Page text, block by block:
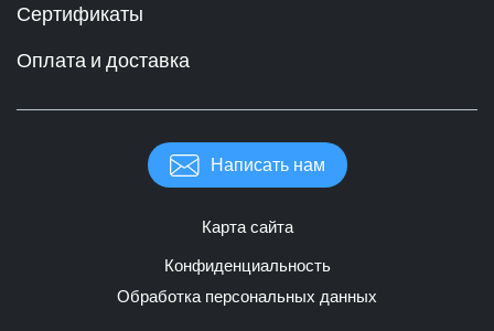
Сертификаты
Оплата и доставка
Написать нам
Карта сайта
Конфиденциальность
Обработка персональных данных